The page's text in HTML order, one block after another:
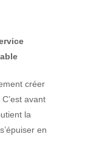
créer
avant
la
en